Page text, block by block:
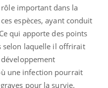
important dans la
espèces, ayant conduit
qui apporte des points
selon laquelle il offrirait
une infection pourrait
pour la survie.